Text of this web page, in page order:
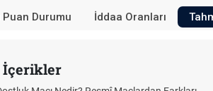
Puan Durumu İddaa Oranları
İçerikler